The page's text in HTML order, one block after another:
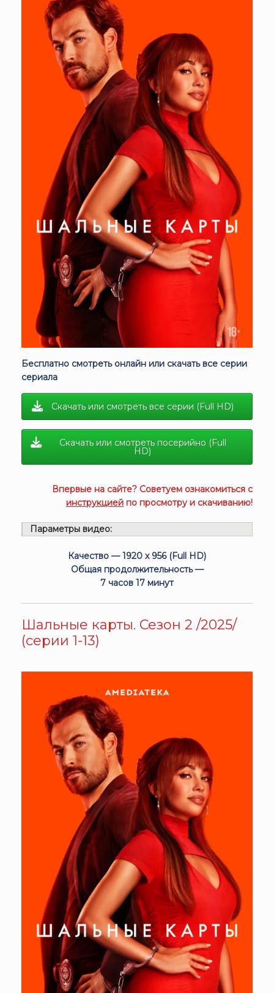
Бесплатно смотреть онлайн или скачать все серии
сериала
Скачать или смотреть все серии (Full HD)
Скачать или смотреть посерийно (Full
HD)
Впервые на сайте? Советуем ознакомиться с
инструкцией по просмотру и скачиванию!
Параметры видео:
Качество — 1920 x 956 (Full HD)
Общая продолжительность —
7 часов 17 минут
Шальные карты. Сезон 2 /2025/
(серии 1-13)